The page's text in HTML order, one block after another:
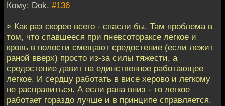
Кому: Dok, #136
> Как раз скорее всего - спасли бы. Там проблема в
том, что спавшееся при пневсотораксе легкое и
кровь в полости смещают средостение (если лежит
раной вверх) просто из-за силы тяжести, а
средостение давит на единственное работающее
легкое. И сердцу работать в висе херово и легкому
не расправиться. А если рана вниз - то легкое
работает гораздо лучше и в принципе справляется.